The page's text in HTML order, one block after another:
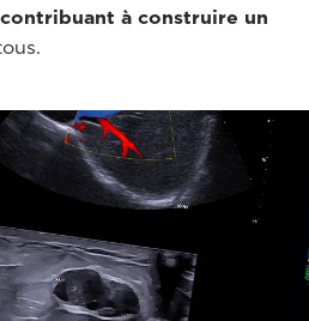
contribuant à construire un